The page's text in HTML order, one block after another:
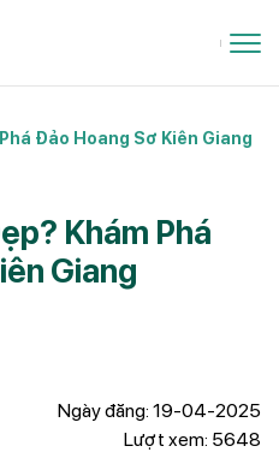
Đảo Hoang Sơ Kiên Giang
Khám Phá
Giang
Ngày đăng: 19-04-2025
Lượt xem: 5648